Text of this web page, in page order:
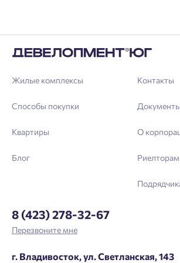
Жилые комплексы
Способы покупки
Квартиры
Блог
Контакты
Документы
О
Риелторам
8 (423) 278-32-67
Перезвоните мне
г. Владивосток, ул. Светланская, 143
Нажимая кнопку «Отправить», вы даёте
Выслать код повторно через 00:58.